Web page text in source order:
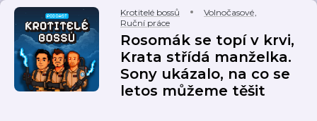
Krotitelé bossů Volnočasové,
Ruční práce
Rosomák se topí v krvi,
Krata střídá manželka.
Sony ukázalo, na co se
letos můžeme těšit